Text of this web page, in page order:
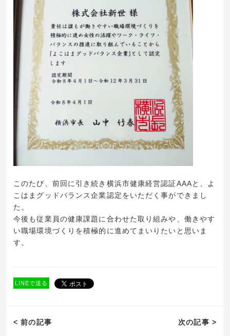
このたび、前回に引き続き横浜市健康経営認証AAAと、よ
こはまグッドバランス企業認定をいただく事ができまし
た。
今後も従業員の健康課題に合わせた取り組みや、働きやす
い職場環境づくりを積極的に進めてまいりたいと思いま
す。
LINEで送る
< 前の記事 次の記事 >